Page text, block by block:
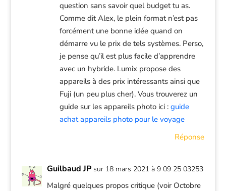
question sans savoir quel budget tu as.
Comme dit Alex, le plein format n’est pas
forcément une bonne idée quand on
démarre vu le prix de tels systèmes. Perso,
je pense qu’il est plus facile d’apprendre
avec un hybride. Lumix propose des
appareils à des prix intéressants ainsi que
Fuji (un peu plus cher). Vous trouverez un
guide sur les appareils photo ici : guide
achat appareils photo pour le voyage
Réponse
Guilbaud JP sur 18 mars 2021 à 9 09 25 03253
Malgré quelques propos critique (voir Octobre